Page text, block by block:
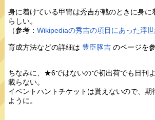
身に着けている甲冑は秀吉が戦のときに身に
らしい。
（参考：Wikipediaの秀吉の項目にあった浮
育成方法などの詳細は 豊臣豚吉 のページを参
ちなみに、★6ではないので初出荷でも日刊
載らない。
イベントハントチケットは貰えないので、
ように。